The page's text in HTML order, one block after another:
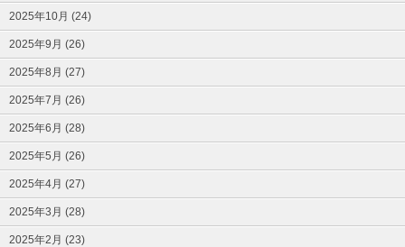
2025年10月 (24)
2025年9月 (26)
2025年8月 (27)
2025年7月 (26)
2025年6月 (28)
2025年5月 (26)
2025年4月 (27)
2025年3月 (28)
2025年2月 (23)